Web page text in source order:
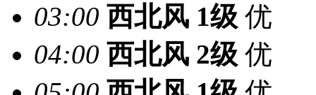
03:00 西北风 1级 优
04:00 西北风 2级 优